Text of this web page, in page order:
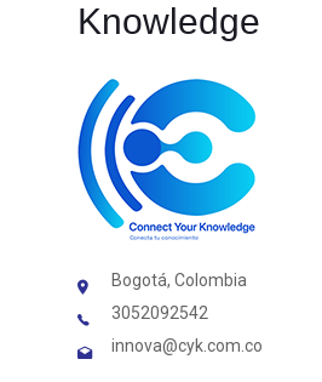
Knowledge
Bogotá, Colombia
3052092542
innova@cyk.com.co